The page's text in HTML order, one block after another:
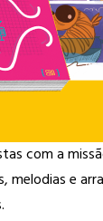
com a
melodias e